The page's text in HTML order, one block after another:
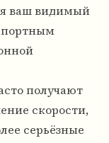
ваш видимый
получают
скорости,
серьёзные